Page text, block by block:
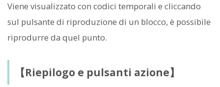
Viene visualizzato con codici temporali e cliccando
sul pulsante di riproduzione di un blocco, è possibile
riprodurre da quel punto.
【Riepilogo e pulsanti azione】